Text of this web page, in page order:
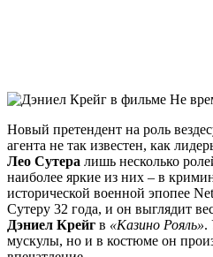
Новый претендент на роль
агента не так известен, как
Лео Сутера лишь несколько
наиболее яркие из них – в
исторической военной эпопее
Сутеру 32 года, и он выглядит
Дэниел Крейг в «Казино Рояль».
мускулы, но и в костюме он